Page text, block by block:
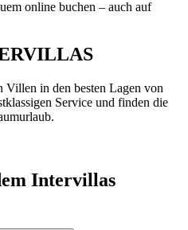
Villen in den besten Lagen von
Service und finden die
Intervillas